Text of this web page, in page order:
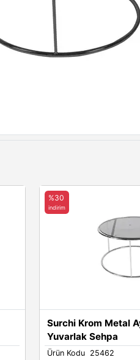
Surchi Krom Metal
Yuvarlak Sehpa
Ürün Kodu
25462
%30
indirim